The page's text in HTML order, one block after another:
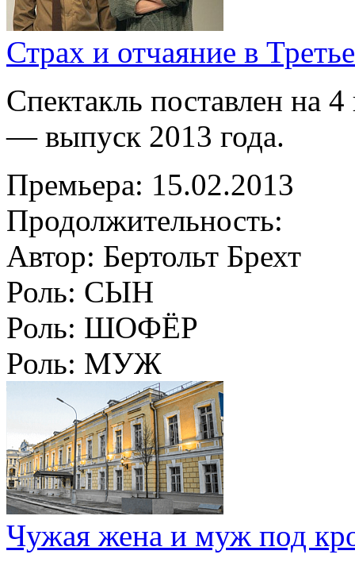
Страх и отчаяние в
Спектакль поставлен на
— выпуск 2013 года.
Премьера: 15.02.2013
Продолжительность:
Автор: Бертольт Брехт
Роль: СЫН
Роль: ШОФЁР
Роль: МУЖ
Чужая жена и муж под